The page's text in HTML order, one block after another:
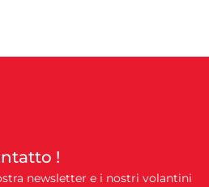
!
newsletter e i nostri volantini